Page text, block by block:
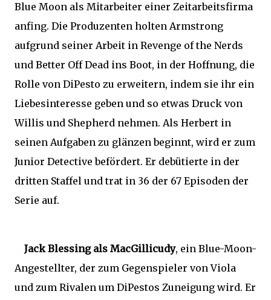
Blue Moon als Mitarbeiter einer Zeitarbeitsfirma
anfing. Die Produzenten holten Armstrong
aufgrund seiner Arbeit in Revenge of the Nerds
und Better Off Dead ins Boot, in der Hoffnung, die
Rolle von DiPesto zu erweitern, indem sie ihr ein
Liebesinteresse geben und so etwas Druck von
Willis und Shepherd nehmen. Als Herbert in
seinen Aufgaben zu glänzen beginnt, wird er zum
Junior Detective befördert. Er debütierte in der
dritten Staffel und trat in 36 der 67 Episoden der
Serie auf.
Jack Blessing als MacGillicudy, ein Blue-Moon-
Angestellter, der zum Gegenspieler von Viola
und zum Rivalen um DiPestos Zuneigung wird. Er